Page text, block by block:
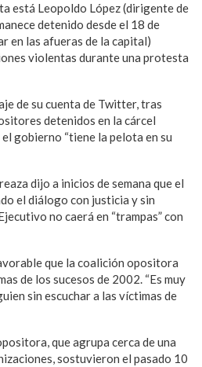
está Leopoldo López (dirigente de
detenido desde el 18 de
en las afueras de la capital)
violentas durante una protesta
de su cuenta de Twitter, tras
detenidos en la cárcel
gobierno “tiene la pelota en su
dijo a inicios de semana que el
el diálogo con justicia y sin
no caerá en “trampas” con
que la coalición opositora
de los sucesos de 2002. “Es muy
sin escuchar a las víctimas de
que agrupa cerca de una
sostuvieron el pasado 10